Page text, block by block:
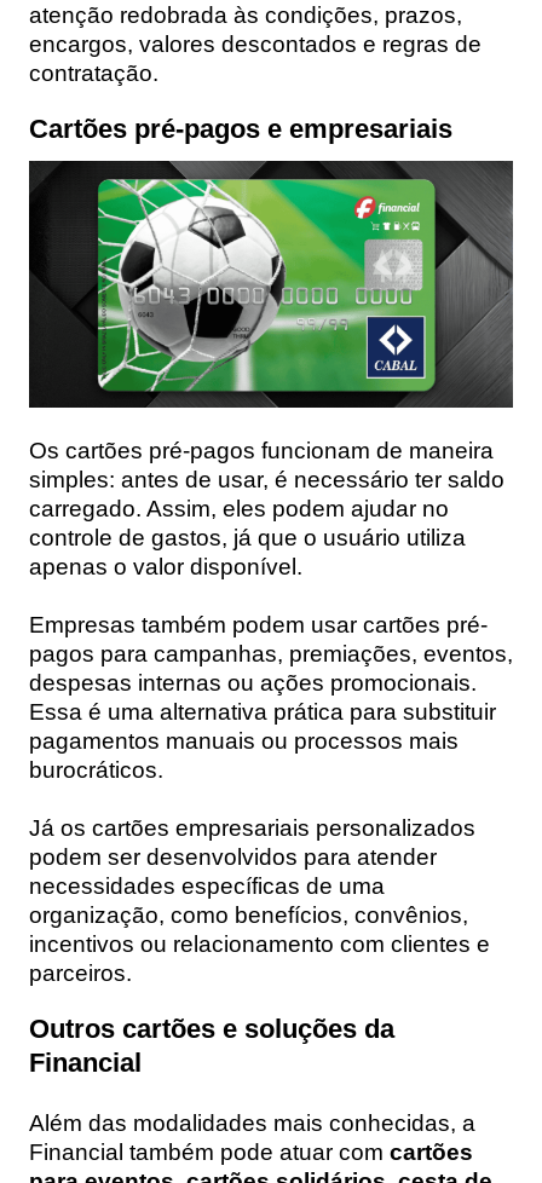
atenção redobrada às condições, prazos,
encargos, valores descontados e regras de
contratação.
Cartões pré-pagos e empresariais
Os cartões pré-pagos funcionam de maneira
simples: antes de usar, é necessário ter saldo
carregado. Assim, eles podem ajudar no
controle de gastos, já que o usuário utiliza
apenas o valor disponível.
Empresas também podem usar cartões pré-
pagos para campanhas, premiações, eventos,
despesas internas ou ações promocionais.
Essa é uma alternativa prática para substituir
pagamentos manuais ou processos mais
burocráticos.
Já os cartões empresariais personalizados
podem ser desenvolvidos para atender
necessidades específicas de uma
organização, como benefícios, convênios,
incentivos ou relacionamento com clientes e
parceiros.
Outros cartões e soluções da
Financial
Além das modalidades mais conhecidas, a
Financial também pode atuar com cartões